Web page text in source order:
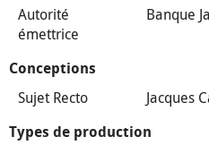
Autorité
émettrice
Banque
Conceptions
Sujet Recto Jacques
Types de production